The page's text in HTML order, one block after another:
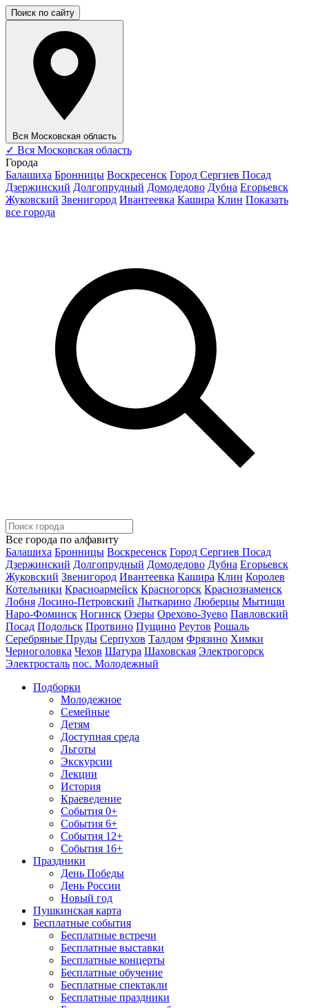
Поиск по сайту
Вся Московская область
✓ Вся Московская область
Города
Балашиха Бронницы Воскресенск Город Сергиев Посад
Дзержинский Долгопрудный Домодедово Дубна Егорьевск
Жуковский Звенигород Ивантеевка Кашира Клин Показать
все города
Все города по алфавиту
Балашиха Бронницы Воскресенск Город Сергиев Посад
Дзержинский Долгопрудный Домодедово Дубна Егорьевск
Жуковский Звенигород Ивантеевка Кашира Клин Королев
Котельники Красноармейск Красногорск Краснознаменск
Лобня Лосино-Петровский Лыткарино Люберцы Мытищи
Наро-Фоминск Ногинск Озеры Орехово-Зуево Павловский
Посад Подольск Протвино Пущино Реутов Рошаль
Серебряные Пруды Серпухов Талдом Фрязино Химки
Черноголовка Чехов Шатура Шаховская Электрогорск
Электросталь пос. Молодежный
Подборки
Молодежное
Семейные
Детям
Доступная среда
Льготы
Экскурсии
Лекции
История
Краеведение
События 0+
События 6+
События 12+
События 16+
Праздники
День Победы
День России
Новый год
Пушкинская карта
Бесплатные события
Бесплатные встречи
Бесплатные выставки
Бесплатные концерты
Бесплатные обучение
Бесплатные спектакли
Бесплатные праздники